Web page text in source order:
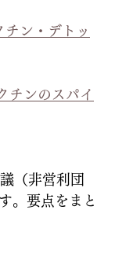
ン・デトッ
チンのスパイ
（非営利団
。要点をまと